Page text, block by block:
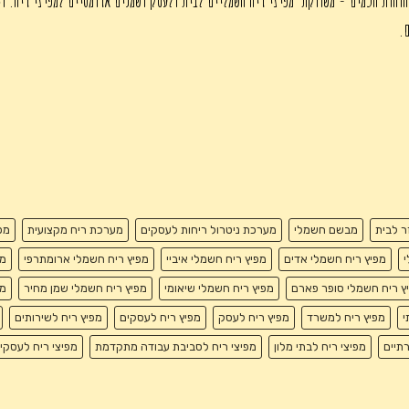
לבית מבשם חשמלי מערכת ניטרול ריחות לעסקים מערכת ריח מקצועית
מפיץ ריח חשמלי אדים מפיץ ריח חשמלי איביי מפיץ ריח חשמלי ארומתרפי
ריח חשמלי סופר פארם מפיץ ריח חשמלי שיאומי מפיץ ריח חשמלי שמן מחיר
מפיץ ריח למשרד מפיץ ריח לעסק מפיץ ריח לעסקים מפיץ ריח לשירותים
מפיצי ריח לבתי מלון מפיצי ריח לסביבת עבודה מתקדמת מפיצי ריח